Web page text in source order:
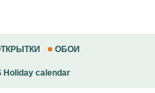
ОБОИ
Holiday calendar